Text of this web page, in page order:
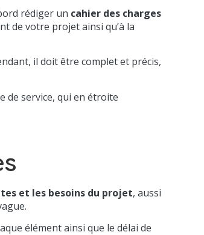
rédiger un cahier des charges
de votre projet ainsi qu’à la
il doit être complet et précis,
de service, qui en étroite
et les besoins du projet, aussi
élément ainsi que le délai de